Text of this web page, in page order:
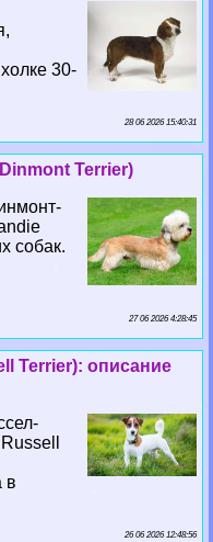
30-
28 06 2026 15:40:31
Terrier)
собак.
27 06 2026 4:28:45
Terrier): описание
в
26 06 2026 12:48:56